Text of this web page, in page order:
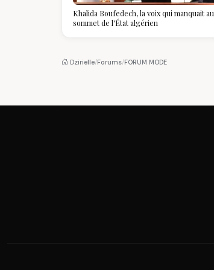
Khalida Boufedech, la voix qui manquait au
sommet de l'État algérien
Dzirielle/Forums/FORUM MODE